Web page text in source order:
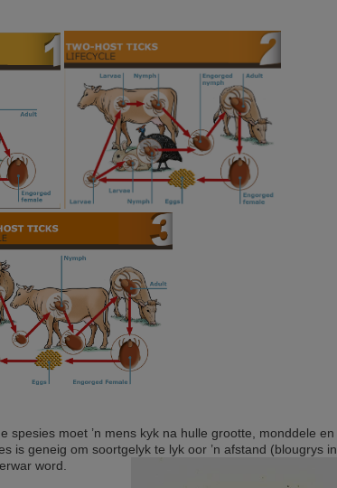
spesies moet ’n mens kyk na hulle grootte, monddele en
is geneig om soortgelyk te lyk oor ’n afstand (blougrys in
word.